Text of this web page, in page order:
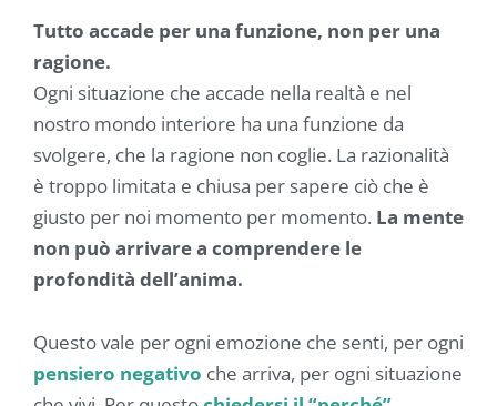
Tutto accade per una funzione, non per una
ragione.
Ogni situazione che accade nella realtà e nel
nostro mondo interiore ha una funzione da
svolgere, che la ragione non coglie. La razionalità
è troppo limitata e chiusa per sapere ciò che è
giusto per noi momento per momento. La mente
non può arrivare a comprendere le
profondità dell’anima.
Questo vale per ogni emozione che senti, per ogni
pensiero negativo che arriva, per ogni situazione